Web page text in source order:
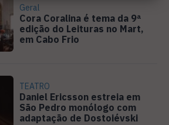
Geral
Cora Coralina é tema da 9ª
edição do Leituras no Mart,
em Cabo Frio
TEATRO
Daniel Ericsson estreia em
São Pedro monólogo com
adaptação de Dostoiévski